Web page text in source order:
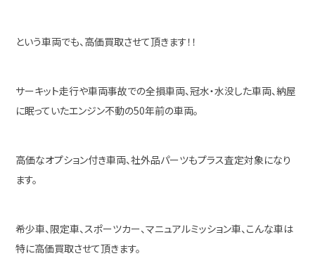
という車両でも、高価買取させて頂きます！！
サーキット走行や車両事故での全損車両、冠水・水没した車両、納屋
に眠っていたエンジン不動の50年前の車両。
高価なオプション付き車両、社外品パーツもプラス査定対象になり
ます。
希少車、限定車、スポーツカー、マニュアルミッション車、こんな車は
特に高価買取させて頂きます。